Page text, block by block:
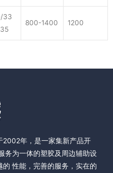
33
800-1400 1200
2002年，是一家集新产品开
务为一体的塑胶及周边辅助设
性能，完善的服务，实在的